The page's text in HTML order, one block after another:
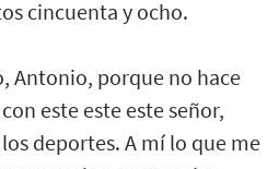
cincuenta y ocho.
Antonio, porque no hace
este este este señor,
deportes. A mí lo que me